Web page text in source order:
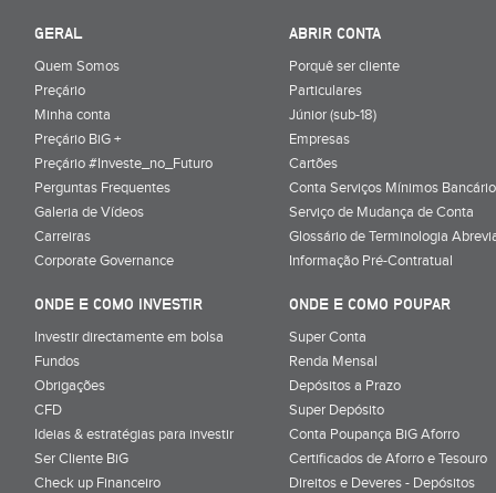
GERAL
Quem Somos
Preçário
Minha conta
Preçário BiG +
Preçário #Investe_no_Futuro
Perguntas Frequentes
Galeria de Vídeos
Carreiras
Corporate Governance
ABRIR CONTA
Porquê ser cliente
Particulares
Júnior (sub-18)
Empresas
Cartões
Conta Serviços Mínimos
Serviço de Mudança de Conta
Glossário de Terminologia
Informação Pré-Contratual
ONDE E COMO INVESTIR
Investir directamente em bolsa
Fundos
Obrigações
CFD
Ideias & estratégias para investir
Ser Cliente BiG
Check up Financeiro
ONDE E COMO POUPAR
Super Conta
Renda Mensal
Depósitos a Prazo
Super Depósito
Conta Poupança BiG Aforro
Certificados de Aforro e Tesouro
Direitos e Deveres - Depósitos